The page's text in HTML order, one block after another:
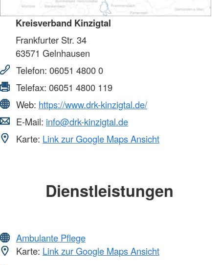
Kreisverband Kinzigtal
Frankfurter Str. 34
63571 Gelnhausen
Telefon: 06051 4800 0
Telefax: 06051 4800 119
Web: https://www.drk-kinzigtal.de/
E-Mail: info@drk-kinzigtal.de
Karte: Link zur Google Maps Ansicht
Dienstleistungen
Ambulante Pflege
Karte: Link zur Google Maps Ansicht